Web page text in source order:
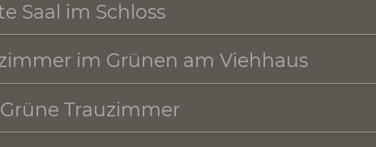
Saal im Schloss